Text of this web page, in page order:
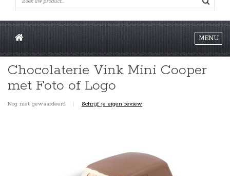
MENU
Chocolaterie Vink Mini Cooper
met Foto of Logo
Nog niet gewaardeerd | Schrijf je eigen review